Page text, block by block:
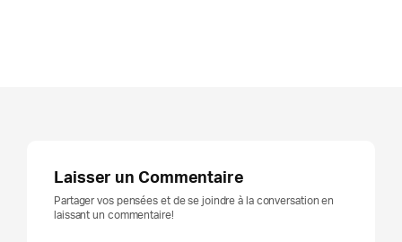
Laisser un Commentaire
Partager vos pensées et de se joindre à la conversation en
laissant un commentaire!